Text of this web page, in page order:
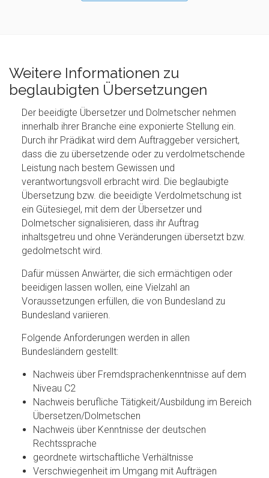
Weitere Informationen zu
beglaubigten Übersetzungen
Der beeidigte Übersetzer und Dolmetscher nehmen
innerhalb ihrer Branche eine exponierte Stellung ein.
Durch ihr Prädikat wird dem Auftraggeber versichert,
dass die zu übersetzende oder zu verdolmetschende
Leistung nach bestem Gewissen und
verantwortungsvoll erbracht wird. Die beglaubigte
Übersetzung bzw. die beeidigte Verdolmetschung ist
ein Gütesiegel, mit dem der Übersetzer und
Dolmetscher signalisieren, dass ihr Auftrag
inhaltsgetreu und ohne Veränderungen übersetzt bzw.
gedolmetscht wird.
Dafür müssen Anwärter, die sich ermächtigen oder
beeidigen lassen wollen, eine Vielzahl an
Voraussetzungen erfüllen, die von Bundesland zu
Bundesland variieren.
Folgende Anforderungen werden in allen
Bundesländern gestellt:
Nachweis über Fremdsprachenkenntnisse auf dem
Niveau C2
Nachweis berufliche Tätigkeit/Ausbildung im Bereich
Übersetzen/Dolmetschen
Nachweis über Kenntnisse der deutschen
Rechtssprache
geordnete wirtschaftliche Verhältnisse
Verschwiegenheit im Umgang mit Aufträgen